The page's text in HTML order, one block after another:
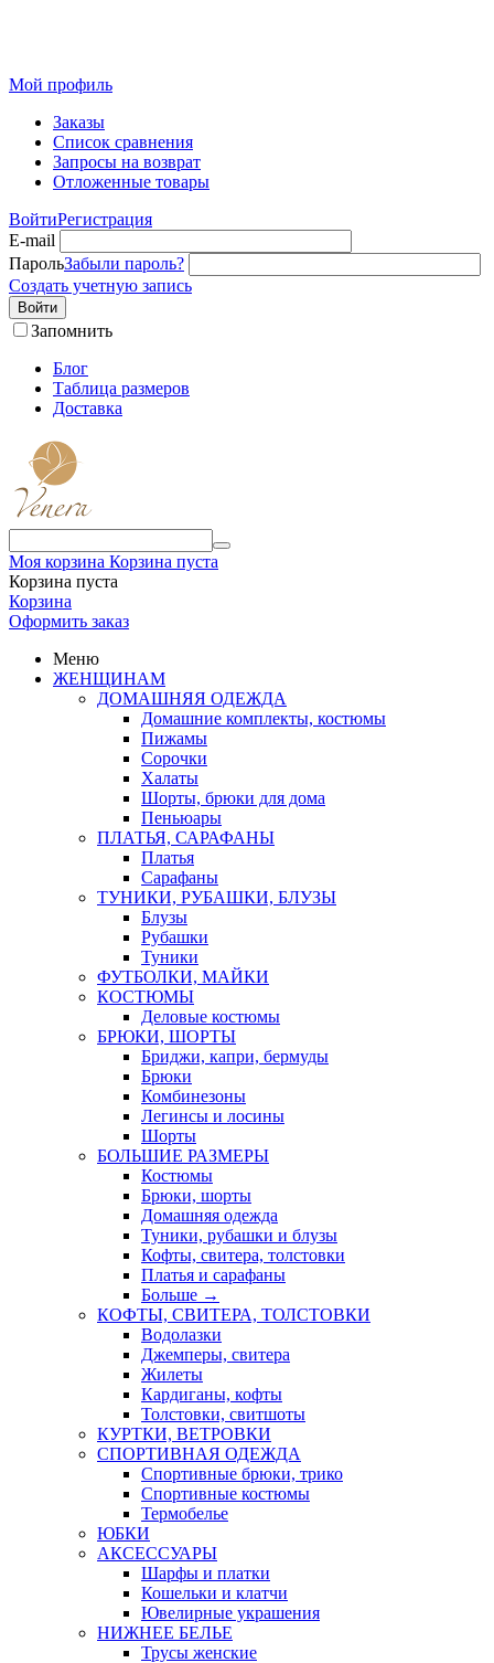
Мой профиль
Заказы
Список сравнения
Запросы на возврат
Отложенные товары
ВойтиРегистрация
E-mail
ПарольЗабыли пароль?
Создать учетную запись
Войти
Запомнить
Блог
Таблица размеров
Доставка
Моя корзина Корзина пуста
Корзина пуста
Корзина
Оформить заказ
Меню
ЖЕНЩИНАМ
ДОМАШНЯЯ ОДЕЖДА
Домашние комплекты, костюмы
Пижамы
Сорочки
Халаты
Шорты, брюки для дома
Пеньюары
ПЛАТЬЯ, САРАФАНЫ
Платья
Сарафаны
ТУНИКИ, РУБАШКИ, БЛУЗЫ
Блузы
Рубашки
Туники
ФУТБОЛКИ, МАЙКИ
КОСТЮМЫ
Деловые костюмы
БРЮКИ, ШОРТЫ
Бриджи, капри, бермуды
Брюки
Комбинезоны
Легинсы и лосины
Шорты
БОЛЬШИЕ РАЗМЕРЫ
Костюмы
Брюки, шорты
Домашняя одежда
Туники, рубашки и блузы
Кофты, свитера, толстовки
Платья и сарафаны
Больше →
КОФТЫ, СВИТЕРА, ТОЛСТОВКИ
Водолазки
Джемперы, свитера
Жилеты
Кардиганы, кофты
Толстовки, свитшоты
КУРТКИ, ВЕТРОВКИ
СПОРТИВНАЯ ОДЕЖДА
Спортивные брюки, трико
Спортивные костюмы
Термобелье
ЮБКИ
AКСЕССУАРЫ
Шарфы и платки
Кошельки и клатчи
Ювелирные украшения
НИЖНЕЕ БЕЛЬЕ
Трусы женские